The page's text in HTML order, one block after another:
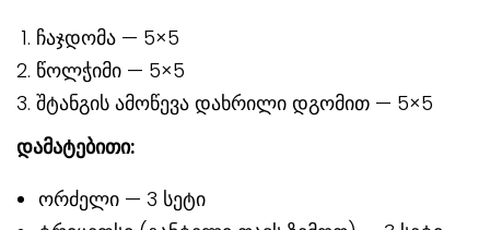
ჩაჯდომა — 5×5
წოლჭიმი — 5×5
შტანგის ამოწევა დახრილი დგომით — 5×5
დამატებითი:
ორძელი — 3 სეტი